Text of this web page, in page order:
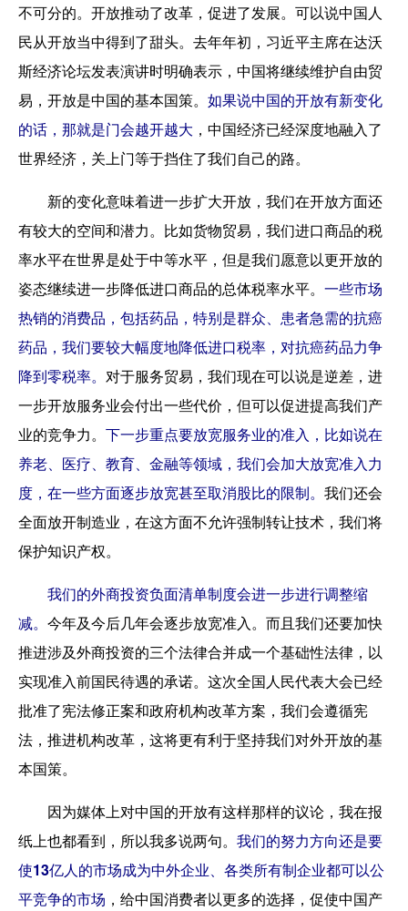
不可分的。开放推动了改革，促进了发展。可以说中国人
民从开放当中得到了甜头。去年年初，习近平主席在达沃
斯经济论坛发表演讲时明确表示，中国将继续维护自由贸
易，开放是中国的基本国策。 如果说中国的开放有新变化
的话，那就是门会越开越大 ， 中国经济已经深度地融入了
世界经济， 关上门等于挡住了我们自己的路。
新的变化意味着进一步扩大开放，我们在开放方面还
有较大的空间和潜力。比如货物贸易，我们进口商品的税
率水平在世界是处于中等水平，但是我们愿意以更开放的
姿态继续进一步降低进口商品的总体税率水平。 一些市场
热销的消费品，包括药品，特别是群众、患者急需的抗癌
药品，我们要较大幅度地降低进口税率，对抗癌药品力争
降到零税率。 对于服务贸易，我们现在可以说是逆差，进
一步开放服务业会付出一些代价，但可以促进提高我们产
业的竞争力。 下一步重点要放宽服务业的准入，比如说在
养老、医疗、教育、金融等领域，我们会加大放宽准入力
度，在一些方面逐步放宽甚至取消股比的限制。 我们还会
全面放开制造业，在这方面不允许强制转让技术，我们将
保护知识产权。
我们的外商投资负面清单制度会进一步进行调整缩
减。 今年及今后几年会逐步放宽准入。而且我们还要加快
推进涉及外商投资的三个法律合并成一个基础性法律，以
实现准入前国民待遇的承诺。这次全国人民代表大会已经
批准了宪法修正案和政府机构改革方案，我们会遵循宪
法，推进机构改革，这将更有利于坚持我们对外开放的基
本国策。
因为媒体上对中国的开放有这样那样的议论，我在报
纸上也都看到，所以我多说两句。 我们的努力方向还是要
使13亿人的市场成为中外企业、各类所有制企业都可以公
平竞争的市场 ，给中国消费者以更多的选择，促使中国产